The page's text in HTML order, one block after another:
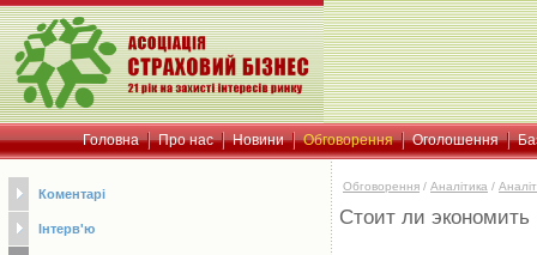
Головна Про нас Новини Обговорення Оголошення
Коментарі
Інтерв'ю
Обговорення / Аналітика /
Стоит ли экономить